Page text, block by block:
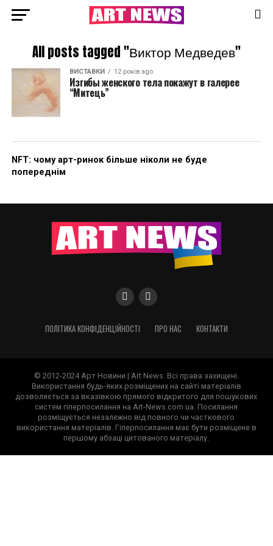
All posts tagged "Виктор Медведев"
ВИСТАВКИ 12 років ago
Изгибы женского тела покажут в галерее
“Митець”
NFT: чому арт-ринок більше ніколи не буде
попереднім
ПОЛІТИКА КОНФІДЕНЦІЙНОСТІ ПРО НАС КОНТАКТИ
© 2012-2024 Арт Новини | Art News. Всі права захищені.
Використання будь-яких розміщених на сайті матеріалів
дозволяється за вказівкою прямого відкритого для пошукових
систем гіперпосилання на Art-News.com.ua. Посилання
розміщується незалежно від повного чи часткового
використання матеріалів. Гіперпосилання має бути розміщене в
першому абзаці цитованого матеріалу.